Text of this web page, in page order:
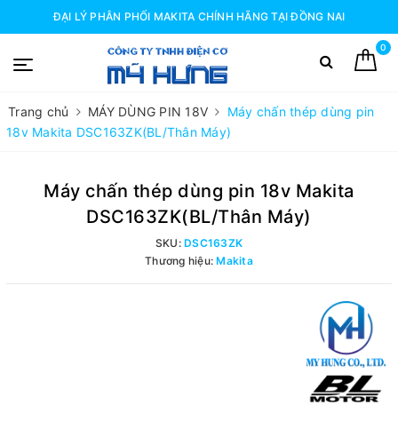
ĐẠI LÝ PHÂN PHỐI MAKITA CHÍNH HÃNG TẠI ĐỒNG NAI
0
Trang chủ MÁY DÙNG PIN 18V
Máy chấn thép dùng pin
18v Makita DSC163ZK(BL/Thân Máy)
Máy chấn thép dùng pin 18v Makita
DSC163ZK(BL/Thân Máy)
SKU:DSC163ZK
Thương hiệu:Makita